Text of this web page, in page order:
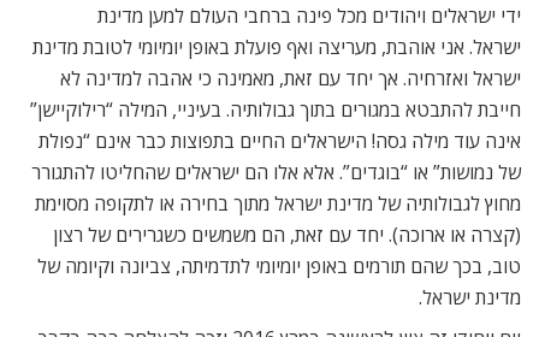
ידי ישראלים ויהודים מכל פינה ברחבי העולם למען מדינת
ישראל. אני אוהבת, מעריצה ואף פועלת באופן יומיומי לטובת מדינת
ישראל ואזרחיה. אך יחד עם זאת, מאמינה כי אהבה למדינה לא
חייבת להתבטא במגורים בתוך גבולותיה. בעיניי, המילה “רילוקיישן”
אינה עוד מילה גסה! הישראלים החיים בתפוצות כבר אינם “נפולת
של נמושות” או “בוגדים”. אלא אלו הם ישראלים שהחליטו להתגורר
מחוץ לגבולותיה של מדינת ישראל מתוך בחירה או לתקופה מסוימת
(קצרה או ארוכה). יחד עם זאת, הם משמשים כשגרירים של רצון
טוב, בכך שהם תורמים באופן יומיומי לתדמיתה, צביונה וקיומה של
מדינת ישראל.